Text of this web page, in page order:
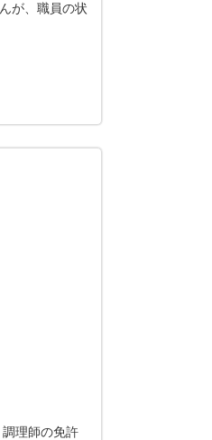
が、職員の状
理師の免許